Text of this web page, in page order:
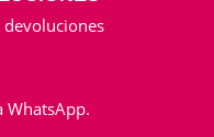
WhatsApp.